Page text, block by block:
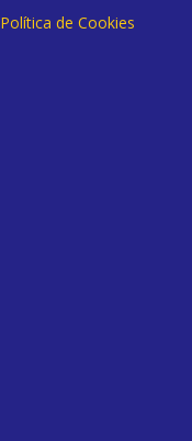
Política de Cookies